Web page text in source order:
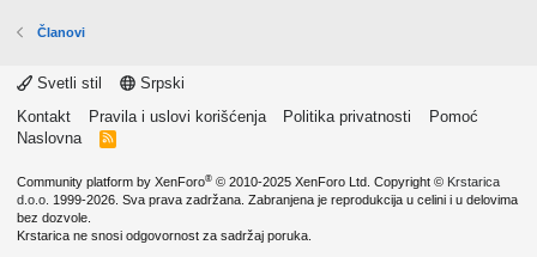
Članovi
Svetli stil
Srpski
Kontakt
Pravila i uslovi korišćenja Politika privatnosti
Pomoć
Naslovna
R
Community platform by XenForo® © 2010-2025 XenForo Ltd. Copyright © Krstarica
d.o.o. 1999-2026. Sva prava zadržana. Zabranjena je reprodukcija u celini i u delovima
bez dozvole.
Krstarica ne snosi odgovornost za sadržaj poruka.